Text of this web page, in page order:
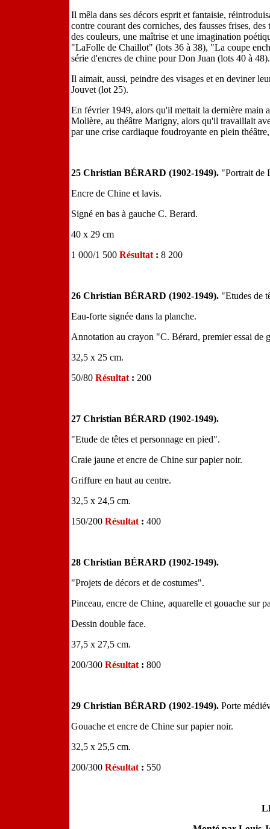
Il mêla dans ses décors esprit et fantaisie,
contre courant des corniches, des fausses frises,
des couleurs, une maîtrise et une imagination
"LaFolle de Chaillot" (lots 36 à 38), "La coupe
série d'encres de chine pour Don Juan (lots 40 à 48).
Il aimait, aussi, peindre des visages et en deviner
Jouvet (lot 25).
En février 1949, alors qu'il mettait la dernière main
Molière, au théâtre Marigny, alors qu'il travaillait
par une crise cardiaque foudroyante en plein
25 Christian BÉRARD (1902-1949). "Portrait de
Encre de Chine et lavis.
Signé en bas à gauche C. Berard.
40 x 29 cm
1 000/1 500 Résultat : 8 200
26 Christian BÉRARD (1902-1949). "Etudes de
Eau-forte signée dans la planche.
Annotation au crayon "C. Bérard, premier essai de
32,5 x 25 cm.
50/80 Résultat : 200
27 Christian BÉRARD (1902-1949).
"Etude de têtes et personnage en pied".
Craie jaune et encre de Chine sur papier noir.
Griffure en haut au centre.
32,5 x 24,5 cm.
150/200 Résultat : 400
28 Christian BÉRARD (1902-1949).
"Projets de décors et de costumes".
Pinceau, encre de Chine, aquarelle et gouache sur
Dessin double face.
37,5 x 27,5 cm.
200/300 Résultat : 800
29 Christian BÉRARD (1902-1949). Porte
Gouache et encre de Chine sur papier noir.
32,5 x 25,5 cm.
200/300 Résultat : 550